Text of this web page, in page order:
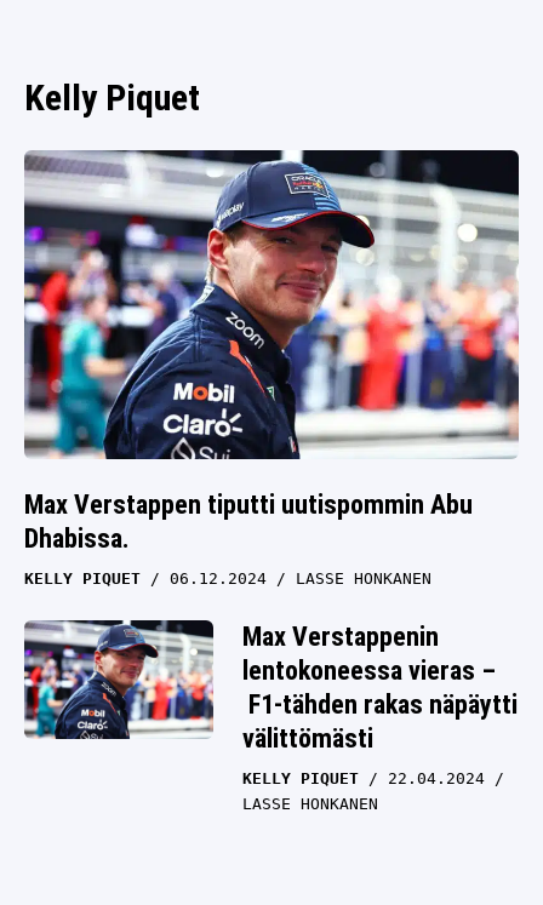
Kelly Piquet
Max Verstappen tiputti uutispommin Abu
Dhabissa.
KELLY PIQUET 06.12.2024 LASSE HONKANEN
Max Verstappenin
lentokoneessa vieras –
F1-tähden rakas näpäytti
välittömästi
KELLY PIQUET
22.04.2024
LASSE HONKANEN